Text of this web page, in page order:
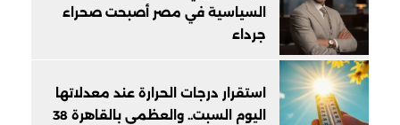
السياسية في مصر أصبحت صحراء
جرداء
استقرار درجات الحرارة عند معدلاتها
اليوم السبت.. والعظمى بالقاهرة 38